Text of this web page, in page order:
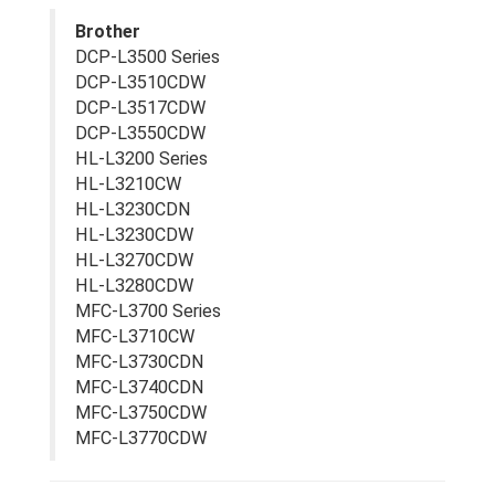
Brother
DCP-L3500 Series
DCP-L3510CDW
DCP-L3517CDW
DCP-L3550CDW
HL-L3200 Series
HL-L3210CW
HL-L3230CDN
HL-L3230CDW
HL-L3270CDW
HL-L3280CDW
MFC-L3700 Series
MFC-L3710CW
MFC-L3730CDN
MFC-L3740CDN
MFC-L3750CDW
MFC-L3770CDW